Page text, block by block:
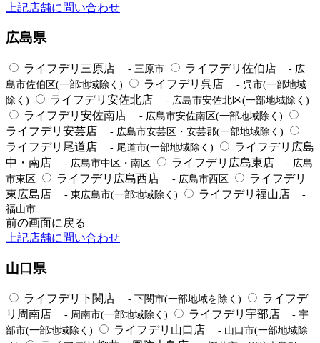
上記店舗に問い合わせ
広島県
ライフデリ三原店 - 三原市 ライフデリ佐伯店
- 広
島市佐伯区(一部地域除く)
ライフデリ呉店
- 呉市(一部地域
除く)
ライフデリ安佐北店 - 広島市安佐北区(一部地域除く)
ライフデリ安佐南店 - 広島市安佐南区(一部地域除く)
ライフデリ安芸店 - 広島市安芸区・安芸郡(一部地域除く)
ライフデリ尾道店 - 尾道市(一部地域除く)
ライフデリ広島
中・南店
- 広島市中区・南区 ライフデリ広島東店
- 広島
市東区
ライフデリ広島西店 - 広島市西区
ライフデリ
東広島店
- 東広島市(一部地域除く) ライフデリ福山店
-
福山市
前の画面に戻る
上記店舗に問い合わせ
山口県
ライフデリ下関店 - 下関市(一部地域を除く)
ライフデ
リ周南店
- 周南市(一部地域除く) ライフデリ宇部店
- 宇
部市(一部地域除く)
ライフデリ山口店
- 山口市(一部地域除